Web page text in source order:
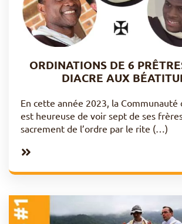
ORDINATIONS DE 6
DIACRE AUX
En cette année 2023, la Communauté
est heureuse de voir sept de ses
sacrement de l’ordre par le rite (…)